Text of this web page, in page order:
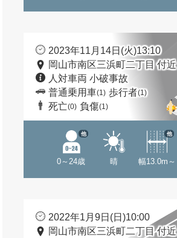
2023年11月14日(火)13:10
岡山市南区三浜町二丁目 付近
人対車両 小破事故
普通乗用車(1) 歩行者(1)
死亡(0) 負傷(1)
0～24歳
他
晴 幅13.0m～
他
2022年1月9日(日)10:00
岡山市南区三浜町二丁目 付近